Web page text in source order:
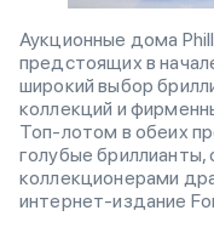
Аукционные дома
предстоящих в
широкий выбор
коллекций и
Топ-лотом в обеих
голубые
коллекционерами
интернет-издание